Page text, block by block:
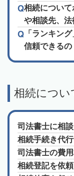
相続につい
や相談先、法
「ランキン
信頼できるの
相続につい
司法書士に相談
相続手続き代
司法書士の費
相続登記を依頼